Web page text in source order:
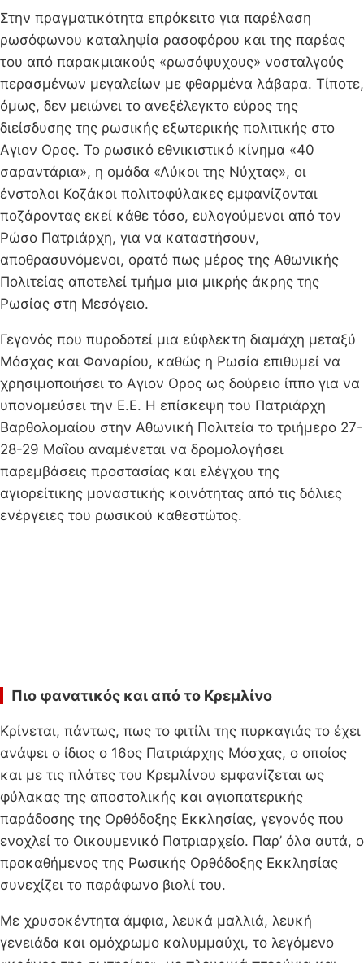
Στην πραγματικότητα επρόκειτο για παρέλαση
ρωσόφωνου καταληψία ρασοφόρου και της παρέας
του από παρακμιακούς «ρωσόψυχους» νοσταλγούς
περασμένων μεγαλείων με φθαρμένα λάβαρα. Τίποτε,
όμως, δεν μειώνει το ανεξέλεγκτο εύρος της
διείσδυσης της ρωσικής εξωτερικής πολιτικής στο
Αγιον Ορος. Το ρωσικό εθνικιστικό κίνημα «40
σαραντάρια», η ομάδα «Λύκοι της Νύχτας», οι
ένστολοι Κοζάκοι πολιτοφύλακες εμφανίζονται
ποζάροντας εκεί κάθε τόσο, ευλογούμενοι από τον
Ρώσο Πατριάρχη, για να καταστήσουν,
αποθρασυνόμενοι, ορατό πως μέρος της Αθωνικής
Πολιτείας αποτελεί τμήμα μια μικρής άκρης της
Ρωσίας στη Μεσόγειο.
Γεγονός που πυροδοτεί μια εύφλεκτη διαμάχη μεταξύ
Μόσχας και Φαναρίου, καθώς η Ρωσία επιθυμεί να
χρησιμοποιήσει το Αγιον Ορος ως δούρειο ίππο για να
υπονομεύσει την Ε.Ε. Η επίσκεψη του Πατριάρχη
Βαρθολομαίου στην Αθωνική Πολιτεία το τριήμερο 27-
28-29 Μαΐου αναμένεται να δρομολογήσει
παρεμβάσεις προστασίας και ελέγχου της
αγιορείτικης μοναστικής κοινότητας από τις δόλιες
ενέργειες του ρωσικού καθεστώτος.
Πιο φανατικός και από το Κρεμλίνο
Κρίνεται, πάντως, πως το φιτίλι της πυρκαγιάς το έχει
ανάψει ο ίδιος ο 16ος Πατριάρχης Μόσχας, ο οποίος
και με τις πλάτες του Κρεμλίνου εμφανίζεται ως
φύλακας της αποστολικής και αγιοπατερικής
παράδοσης της Ορθόδοξης Εκκλησίας, γεγονός που
ενοχλεί το Οικουμενικό Πατριαρχείο. Παρ’ όλα αυτά, ο
προκαθήμενος της Ρωσικής Ορθόδοξης Εκκλησίας
συνεχίζει το παράφωνο βιολί του.
Με χρυσοκέντητα άμφια, λευκά μαλλιά, λευκή
γενειάδα και ομόχρωμο καλυμμαύχι, το λεγόμενο